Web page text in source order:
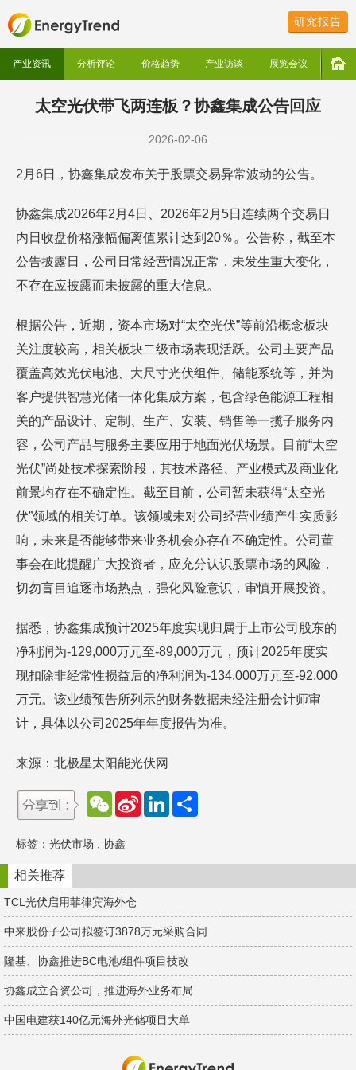
研究报告
产业资讯 分析评论 价格趋势 产业访谈 展览会议
太空光伏带飞两连板？协鑫集成公告回应
2026-02-06
2月6日，协鑫集成发布关于股票交易异常波动的公告。
协鑫集成2026年2月4日、2026年2月5日连续两个交易日
内日收盘价格涨幅偏离值累计达到20％。公告称，截至本
公告披露日，公司日常经营情况正常，未发生重大变化，
不存在应披露而未披露的重大信息。
根据公告，近期，资本市场对“太空光伏”等前沿概念板块
关注度较高，相关板块二级市场表现活跃。公司主要产品
覆盖高效光伏电池、大尺寸光伏组件、储能系统等，并为
客户提供智慧光储一体化集成方案，包含绿色能源工程相
关的产品设计、定制、生产、安装、销售等一揽子服务内
容，公司产品与服务主要应用于地面光伏场景。目前“太空
光伏”尚处技术探索阶段，其技术路径、产业模式及商业化
前景均存在不确定性。截至目前，公司暂未获得“太空光
伏”领域的相关订单。该领域未对公司经营业绩产生实质影
响，未来是否能够带来业务机会亦存在不确定性。公司董
事会在此提醒广大投资者，应充分认识股票市场的风险，
切勿盲目追逐市场热点，强化风险意识，审慎开展投资。
据悉，协鑫集成预计2025年度实现归属于上市公司股东的
净利润为-129,000万元至-89,000万元，预计2025年度实
现扣除非经常性损益后的净利润为-134,000万元至-92,000
万元。该业绩预告所列示的财务数据未经注册会计师审
计，具体以公司2025年年度报告为准。
来源：北极星太阳能光伏网
W
e
a
t
S
e
b
L
d
n
标签： 光伏市场 协鑫
相关推荐
TCL光伏启用菲律宾海外仓
中来股份子公司拟签订3878万元采购合同
隆基、协鑫推进BC电池/组件项目技改
协鑫成立合资公司，推进海外业务布局
中国电建获140亿元海外光储项目大单